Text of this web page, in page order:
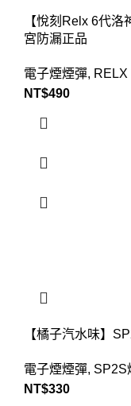
【悅刻Relx 6代
宮防漏正品
電子煙煙彈, RELX
NT$490
【橘子汽水味】
電子煙煙彈, SP2S
NT$330